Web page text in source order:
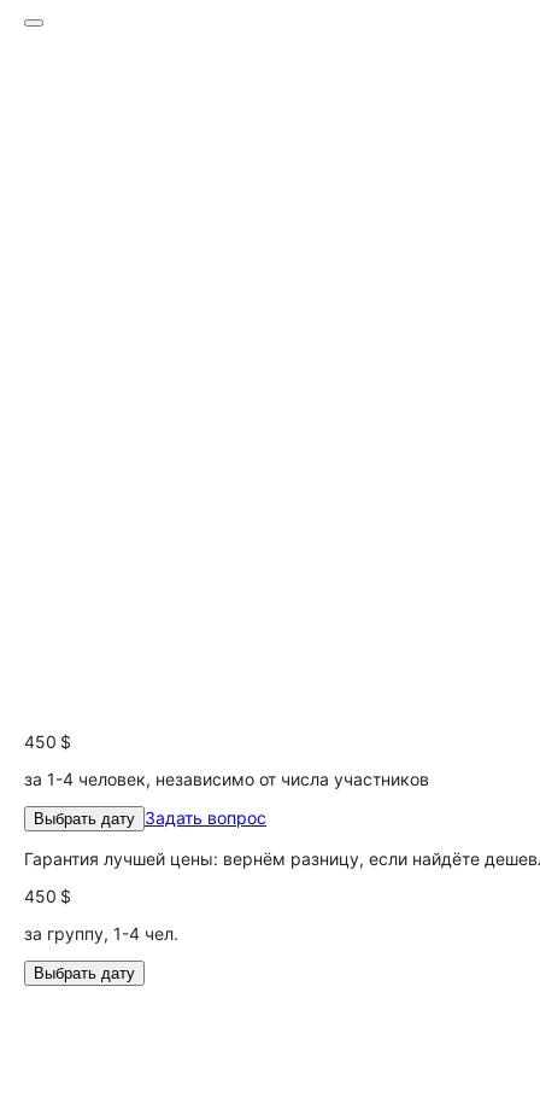
450 $
за 1-4 человек, независимо от числа участников
Выбрать дату Задать вопрос
Гарантия лучшей цены: вернём разницу, если найдёте
450 $
за группу, 1-4 чел.
Выбрать дату